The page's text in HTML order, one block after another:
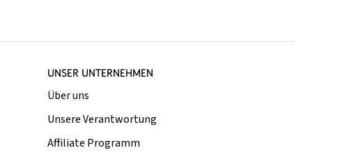
UNSER UNTERNEHMEN
Über uns
Unsere Verantwortung
Affiliate Programm